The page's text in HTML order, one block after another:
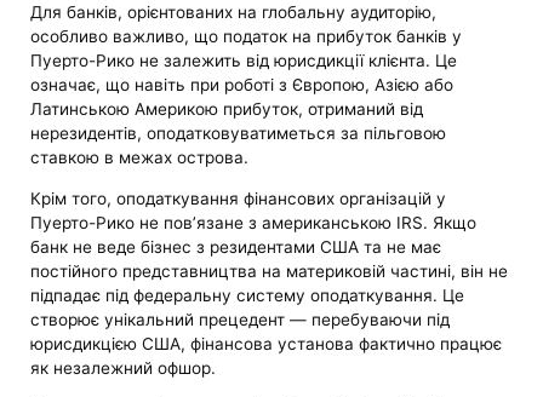
Для банків, орієнтованих на глобальну аудиторію,
особливо важливо, що податок на прибуток банків у
Пуерто-Рико не залежить від юрисдикції клієнта. Це
означає, що навіть при роботі з Європою, Азією або
Латинською Америкою прибуток, отриманий від
нерезидентів, оподатковуватиметься за пільговою
ставкою в межах острова.
Крім того, оподаткування фінансових організацій у
Пуерто-Рико не пов’язане з американською IRS. Якщо
банк не веде бізнес з резидентами США та не має
постійного представництва на материковій частині, він не
підпадає під федеральну систему оподаткування. Це
створює унікальний прецедент — перебуваючи під
юрисдикцією США, фінансова установа фактично працює
як незалежний офшор.